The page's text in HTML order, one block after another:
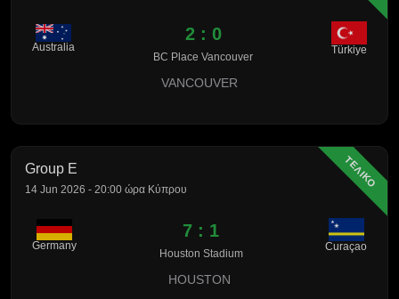
Australia
2 : 0
BC Place Vancouver
Türkiye
VANCOUVER
ΤΕΛΙΚΟ
Group E
14 Jun 2026 - 20:00 ώρα Κύπρου
Germany
7 : 1
Houston Stadium
Curaçao
HOUSTON